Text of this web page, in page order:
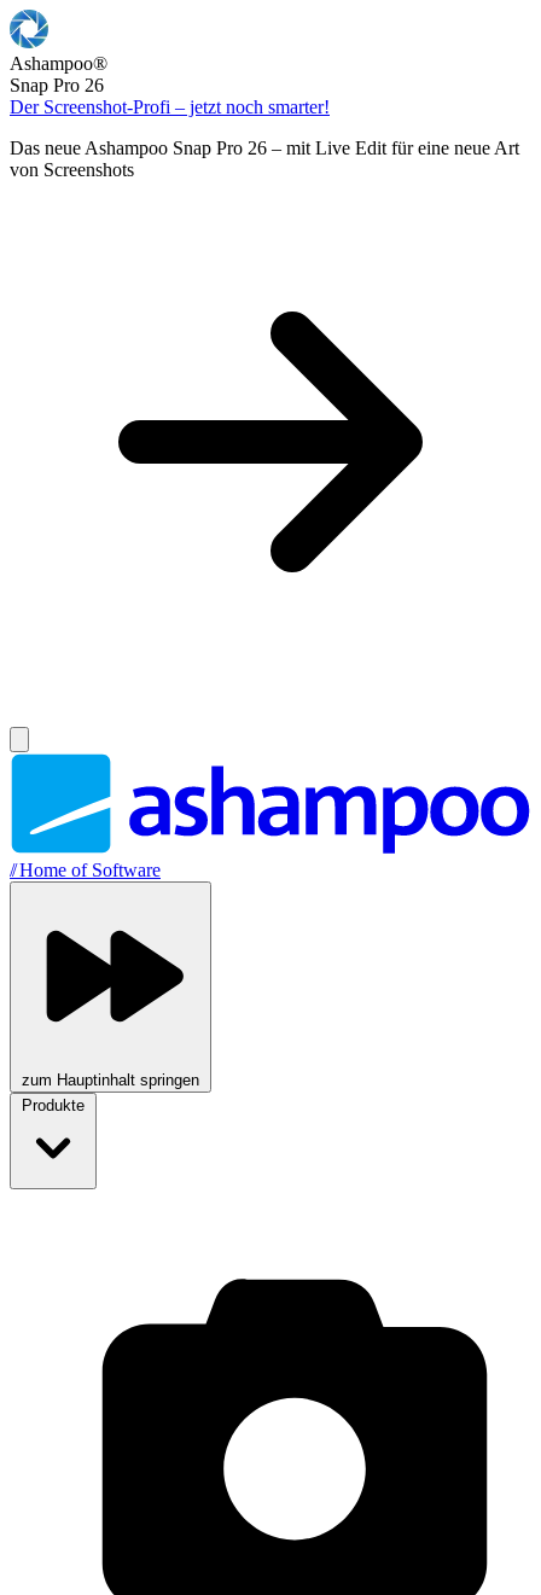
Ashampoo®
Snap Pro 26
Der Screenshot-Profi – jetzt noch smarter!
Das neue Ashampoo Snap Pro 26 – mit Live Edit für eine neue Art
von Screenshots
//Home of Software
zum Hauptinhalt springen
Produkte